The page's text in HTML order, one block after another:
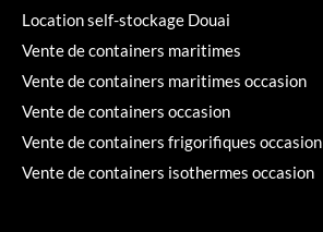
Location self-stockage Douai
Vente de containers maritimes
Vente de containers maritimes occasion
Vente de containers occasion
Vente de containers frigorifiques occasion
Vente de containers isothermes occasion